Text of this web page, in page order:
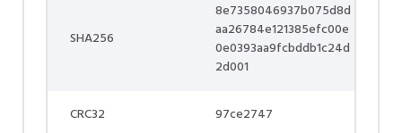
SHA256
8e7358046937b075d8d
aa26784e121385efc00e
0e0393aa9fcbddb1c24d
2d001
CRC32 97ce2747